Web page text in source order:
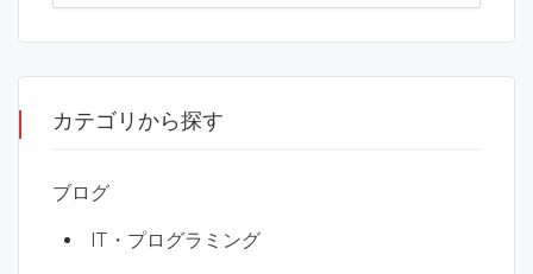
カテゴリから探す
ブログ
IT・プログラミング